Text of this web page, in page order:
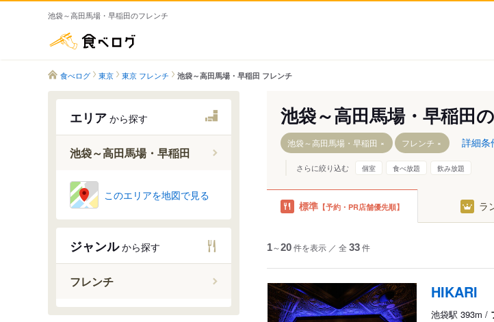
池袋～高田馬場・早稲田のフレンチ
食べログ 東京 東京 フレンチ 池袋～高田馬場・早稲田 フレンチ
エリア から探す
池袋～高田馬場・早稲田
池袋
目白
早稲田
このエリアを地図で見る
ジャンルから探す
フレンチ
池袋～高田馬場・早稲田
池袋～高田馬場・早稲田 フレンチ 詳細条
さらに絞り込む 個室 食べ放題 飲み放題
標準 【予約・PR店舗優先順】 ラ
1～20件を表示 ／ 全 33件
HIKARI
池袋駅 393m /